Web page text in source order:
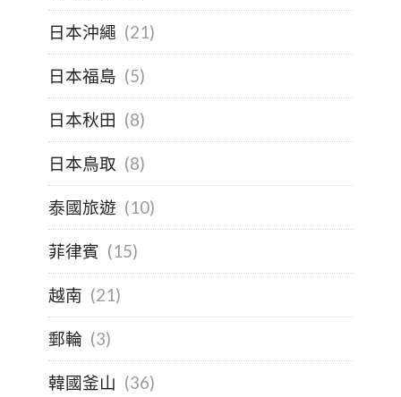
日本沖繩 (21)
日本福島 (5)
日本秋田 (8)
日本鳥取 (8)
泰國旅遊 (10)
菲律賓 (15)
越南 (21)
郵輪 (3)
韓國釜山 (36)